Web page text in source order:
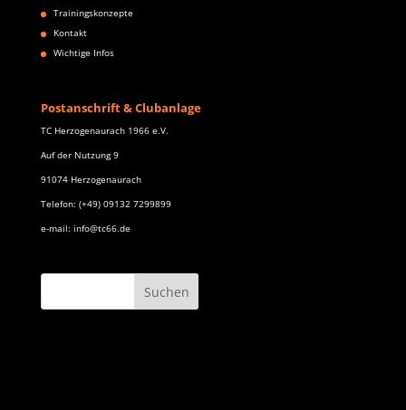
Trainingskonzepte
Kontakt
Wichtige Infos
Postanschrift & Clubanlage
TC Herzogenaurach 1966 e.V.
Auf der Nutzung 9
91074 Herzogenaurach
Telefon: (+49) 09132 7299899
e-mail: info@tc66.de